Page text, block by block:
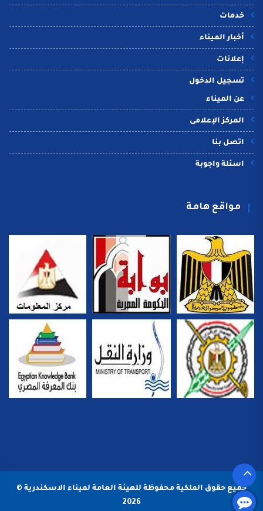
خدمات
أخبار الميناء
إعلانات
تسجيل الدخول
عن الميناء
المركز الإعلامى
اتصل بنا
اسئلة واجوبة
مواقع هامة
جميع حقوق الملكية محفوظة للهيئة العامة لميناء الاسكندرية ©
2026